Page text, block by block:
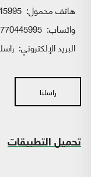
هاتف محمول:
واتساب:
البريد الإلكتروني:
راسلنا
تحميل التطبيقات